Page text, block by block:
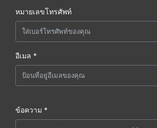
หมายเลขโทรศัพท์
อีเมล *
ข้อความ *